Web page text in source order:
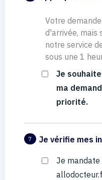
Votre
d'arrivée, mais
notre service
sous une 1
Je
ma
priorité.
7 Je vérifie mes
Je